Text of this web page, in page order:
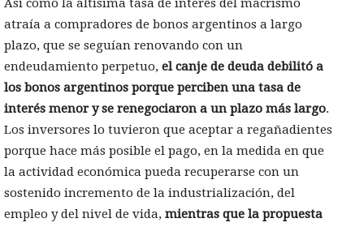
Así como la altísima tasa de interés del macrismo
atraía a compradores de bonos argentinos a largo
plazo, que se seguían renovando con un
endeudamiento perpetuo, el canje de deuda debilitó a
los bonos argentinos porque perciben una tasa de
interés menor y se renegociaron a un plazo más largo.
Los inversores lo tuvieron que aceptar a regañadientes
porque hace más posible el pago, en la medida en que
la actividad económica pueda recuperarse con un
sostenido incremento de la industrialización, del
empleo y del nivel de vida, mientras que la propuesta